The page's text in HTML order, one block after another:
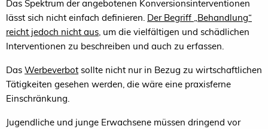
Das Spektrum der angebotenen Konversionsinterventionen
lässt sich nicht einfach definieren. Der Begriff „Behandlung“
reicht jedoch nicht aus, um die vielfältigen und schädlichen
Interventionen zu beschreiben und auch zu erfassen.
Das Werbeverbot sollte nicht nur in Bezug zu wirtschaftlichen
Tätigkeiten gesehen werden, die wäre eine praxisferne
Einschränkung.
Jugendliche und junge Erwachsene müssen dringend vor